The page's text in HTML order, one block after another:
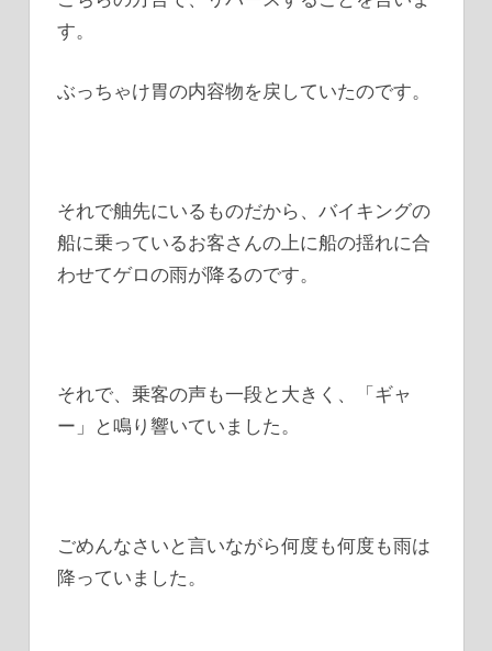
す。
ぶっちゃけ胃の内容物を戻していたのです。
それで舳先にいるものだから、バイキングの
船に乗っているお客さんの上に船の揺れに合
わせてゲロの雨が降るのです。
それで、乗客の声も一段と大きく、「ギャ
ー」と鳴り響いていました。
ごめんなさいと言いながら何度も何度も雨は
降っていました。